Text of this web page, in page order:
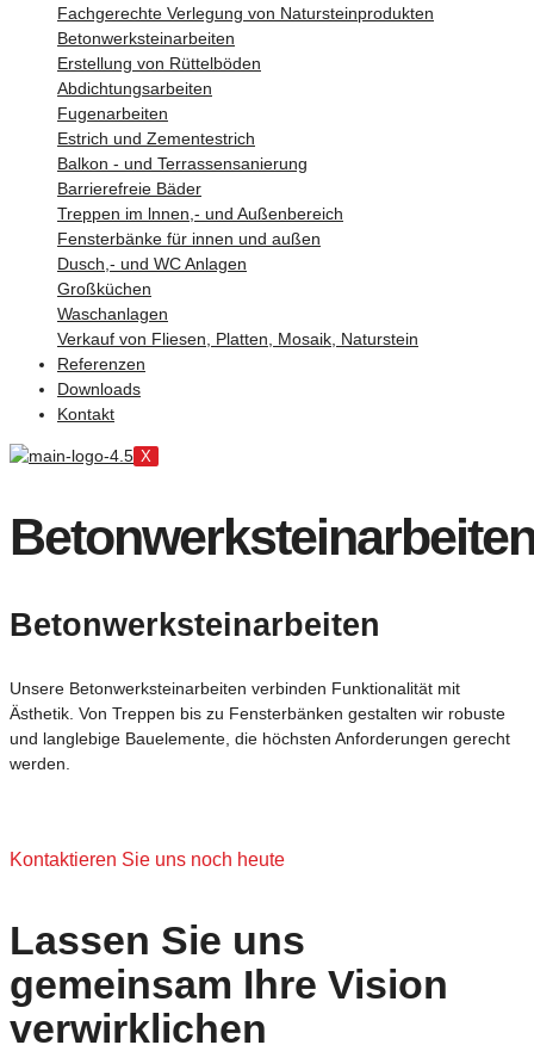
Fachgerechte Verlegung von Natursteinprodukten
Betonwerksteinarbeiten
Erstellung von Rüttelböden
Abdichtungsarbeiten
Fugenarbeiten
Estrich und Zementestrich
Balkon - und Terrassensanierung
Barrierefreie Bäder
Treppen im lnnen,- und Außenbereich
Fensterbänke für innen und außen
Dusch,- und WC Anlagen
Großküchen
Waschanlagen
Verkauf von Fliesen, Platten, Mosaik, Naturstein
Referenzen
Downloads
Kontakt
X
Betonwerksteinarbeiten
Unsere Betonwerksteinarbeiten verbinden Funktionalität mit
Ästhetik. Von Treppen bis zu Fensterbänken gestalten wir robuste
und langlebige Bauelemente, die höchsten Anforderungen gerecht
werden.
Kontaktieren Sie uns noch heute
Lassen Sie uns
gemeinsam Ihre Vision
verwirklichen